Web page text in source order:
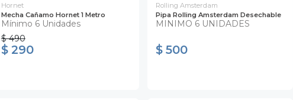
Hornet
Mecha Cañamo Hornet 1 Metro
Mínimo 6 Unidades
$ 490
$ 290
Rolling Amsterdam
Pipa Rolling Amsterdam Desechable
MINIMO 6 UNIDADES
$ 500